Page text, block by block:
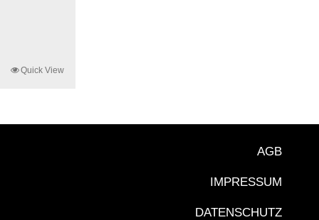
Quick View
AGB
IMPRESSUM
DATENSCHUTZ